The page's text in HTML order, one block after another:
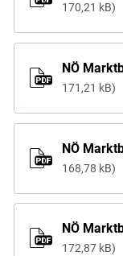
170,21 kB
NÖ
171,21 kB
NÖ
168,78 kB
NÖ
172,87 kB